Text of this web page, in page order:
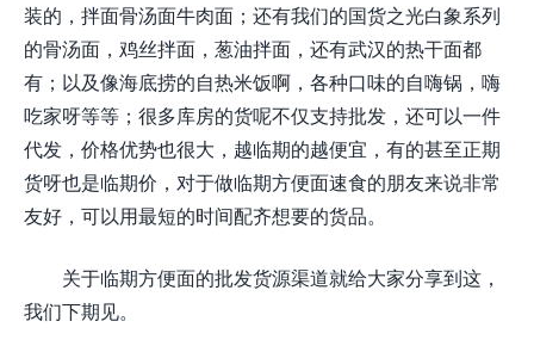
装的，拌面骨汤面牛肉面；还有我们的国货之光白象系列
的骨汤面，鸡丝拌面，葱油拌面，还有武汉的热干面都
有；以及像海底捞的自热米饭啊，各种口味的自嗨锅，嗨
吃家呀等等；很多库房的货呢不仅支持批发，还可以一件
代发，价格优势也很大，越临期的越便宜，有的甚至正期
货呀也是临期价，对于做临期方便面速食的朋友来说非常
友好，可以用最短的时间配齐想要的货品。
关于临期方便面的批发货源渠道就给大家分享到这，
我们下期见。